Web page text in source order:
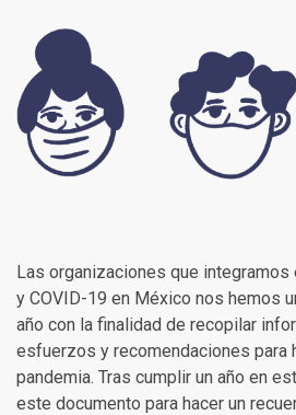
Las organizaciones que integramos
y COVID-19 en México nos hemos
año con la finalidad de recopilar
esfuerzos y recomendaciones para
pandemia. Tras cumplir un año en
este documento para hacer un